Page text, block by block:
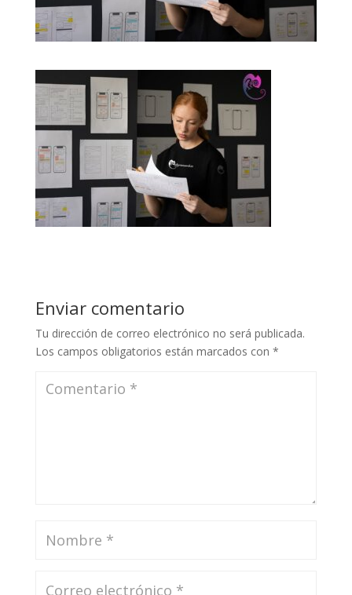
Enviar comentario
Tu dirección de correo electrónico no será publicada.
Los campos obligatorios están marcados con *